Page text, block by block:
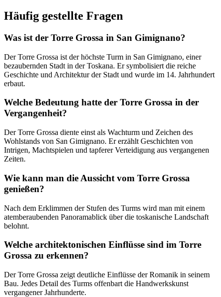
Häufig gestellte Fragen
Was ist der Torre Grossa in San Gimignano?
Der Torre Grossa ist der höchste Turm in San Gimignano, einer
bezaubernden Stadt in der Toskana. Er symbolisiert die reiche
Geschichte und Architektur der Stadt und wurde im 14. Jahrhundert
erbaut.
Welche Bedeutung hatte der Torre Grossa in der
Vergangenheit?
Der Torre Grossa diente einst als Wachturm und Zeichen des
Wohlstands von San Gimignano. Er erzählt Geschichten von
Intrigen, Machtspielen und tapferer Verteidigung aus vergangenen
Zeiten.
Wie kann man die Aussicht vom Torre Grossa
genießen?
Nach dem Erklimmen der Stufen des Turms wird man mit einem
atemberaubenden Panoramablick über die toskanische Landschaft
belohnt.
Welche architektonischen Einflüsse sind im Torre
Grossa zu erkennen?
Der Torre Grossa zeigt deutliche Einflüsse der Romanik in seinem
Bau. Jedes Detail des Turms offenbart die Handwerkskunst
vergangener Jahrhunderte.